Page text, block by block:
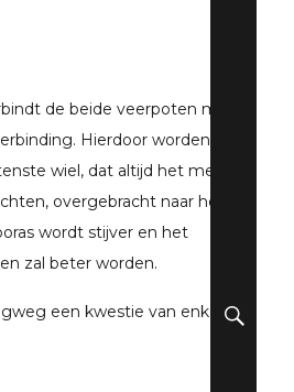
de beide veerpoten met
Hierdoor worden
wiel, dat altijd het meest
overgebracht naar het
wordt stijver en het
zal beter worden.
een kwestie van enkele